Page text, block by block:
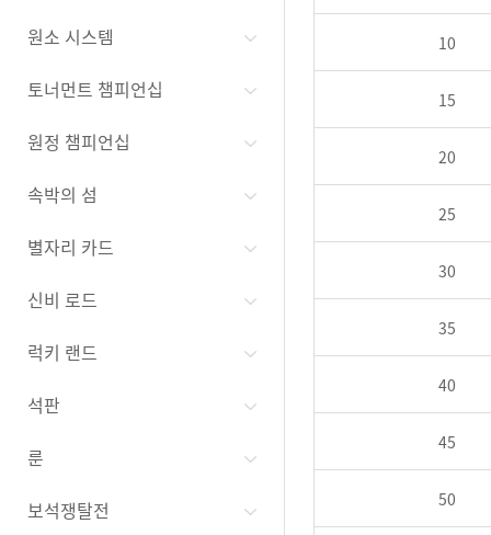
원소 시스템
토너먼트 챔피언십
원정 챔피언십
속박의 섬
별자리 카드
신비 로드
럭키 랜드
석판
룬
보석쟁탈전
10
15
20
25
30
35
40
45
50